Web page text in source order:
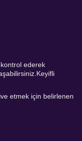
ederek
etmek için belirlenen